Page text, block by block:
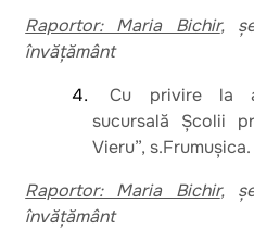
Raportor: Maria Bichir,
învățământ
Cu privire la
sucursală Școlii
Vieru”, s.Frumușica.
Raportor: Maria Bichir,
învățământ